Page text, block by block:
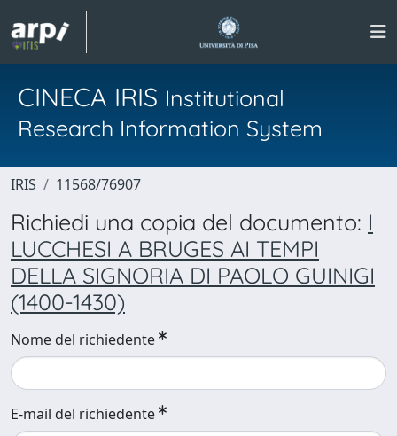
CINECA IRIS Institutional
Research Information System
IRIS 11568/76907
Richiedi una copia del documento: I
LUCCHESI A BRUGES AI TEMPI
DELLA SIGNORIA DI PAOLO GUINIGI
(1400-1430)
Nome del richiedente
E-mail del richiedente